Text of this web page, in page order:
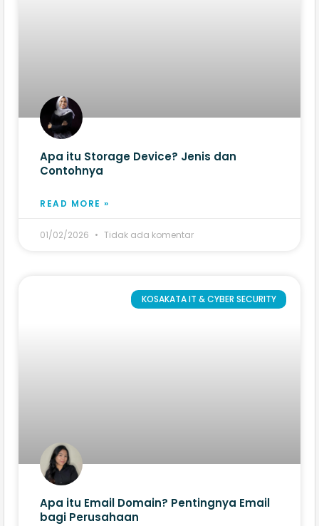
Apa itu Storage Device? Jenis dan
Contohnya
READ MORE »
01/02/2026 Tidak ada komentar
KOSAKATA IT & CYBER SECURITY
Apa itu Email Domain? Pentingnya Email
bagi Perusahaan